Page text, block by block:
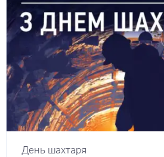
День шахтаря